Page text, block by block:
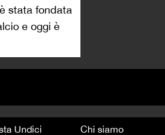
stata fondata
e oggi è
Undici
Chi siamo